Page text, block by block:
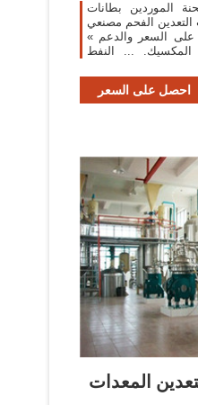
الموردين بطانات
الفحم مصنعي
على السعر والدعم »
... النفط
احصل على السعر
المعدات